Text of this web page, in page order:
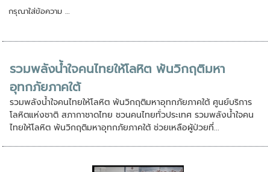
กรุณาใส่ข้อความ …
รวมพลังน้ำใจคนไทยให้โลหิต พ้นวิกฤติมหา
อุทกภัยภาคใต้
รวมพลังน้ำใจคนไทยให้โลหิต พ้นวิกฤติมหาอุทกภัยภาคใต้ ศูนย์บริการ
โลหิตแห่งชาติ สภากาชาดไทย ชวนคนไทยทั่วประเทศ รวมพลังน้ำใจคน
ไทยให้โลหิต พ้นวิกฤติมหาอุทกภัยภาคใต้ ช่วยเหลือผู้ป่วยที่...